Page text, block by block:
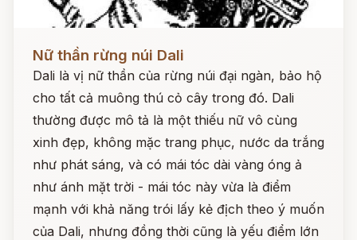
Nữ thần rừng núi Dali
Dali là vị nữ thần của rừng núi đại ngàn, bảo hộ
cho tất cả muông thú cỏ cây trong đó. Dali
thường được mô tả là một thiếu nữ vô cùng
xinh đẹp, không mặc trang phục, nước da trắng
như phát sáng, và có mái tóc dài vàng óng ả
như ánh mặt trời - mái tóc này vừa là điểm
mạnh với khả năng trói lấy kẻ địch theo ý muốn
của Dali, nhưng đồng thời cũng là yếu điểm lớn